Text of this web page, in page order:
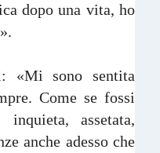
dopo una vita, ho
«Mi sono sentita
Come se fossi
assetata,
anche adesso che